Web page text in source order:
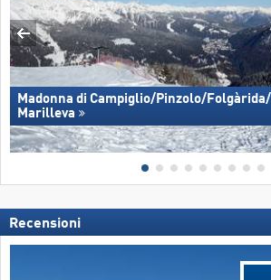
Madonna di Campiglio/​Pinzolo/​Folgàrida/​
Marilleva
Recensioni